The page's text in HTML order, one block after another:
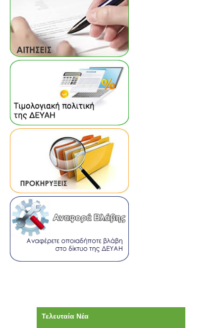
Τελευταία Νέα